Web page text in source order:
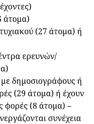
άτομα)
(27 άτομα) ή
ερευνών/
δημοσιογράφους ή
(29 άτομα) ή έχουν
φορές (8 άτομα) –
συνέχεια